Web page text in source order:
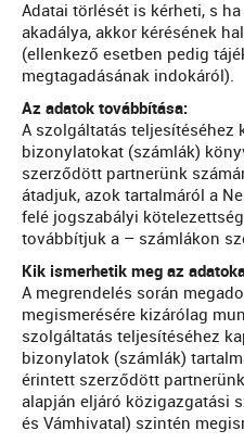
Adatai törlését is kérheti, s
akadálya, akkor kérésének
(ellenkező esetben pedig
megtagadásának indokáról).
Az adatok továbbítása:
A szolgáltatás teljesítéséhez
bizonylatokat (számlák)
szerződött partnerünk
átadjuk, azok tartalmáról a
felé jogszabályi
továbbítjuk a – számlákon
Kik ismerhetik meg az
A megrendelés során
megismerésére kizárólag
szolgáltatás teljesítéséhez
bizonylatok (számlák)
érintett szerződött
alapján eljáró közigazgatási
és Vámhivatal) szintén